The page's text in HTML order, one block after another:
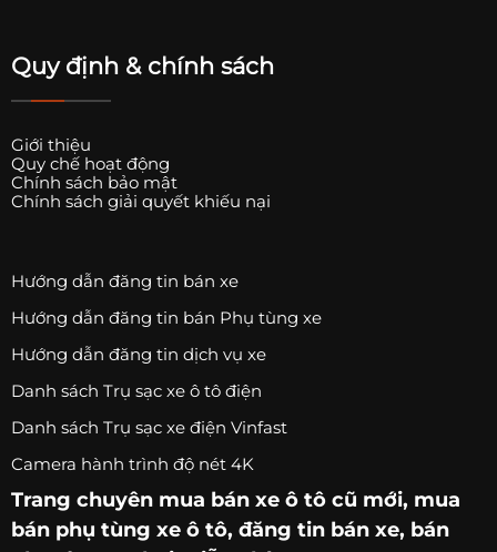
Quy định & chính sách
Giới thiệu
Quy chế hoạt động
Chính sách bảo mật
Chính sách giải quyết khiếu nại
Hướng dẫn đăng tin bán xe
Hướng dẫn đăng tin bán Phụ tùng xe
Hướng dẫn đăng tin dịch vụ xe
Danh sách Trụ sạc xe ô tô điện
Danh sách Trụ sạc xe điện Vinfast
Camera hành trình độ nét 4K
Trang chuyên mua bán xe ô tô cũ mới, mua
bán phụ tùng xe ô tô, đăng tin bán xe, bán